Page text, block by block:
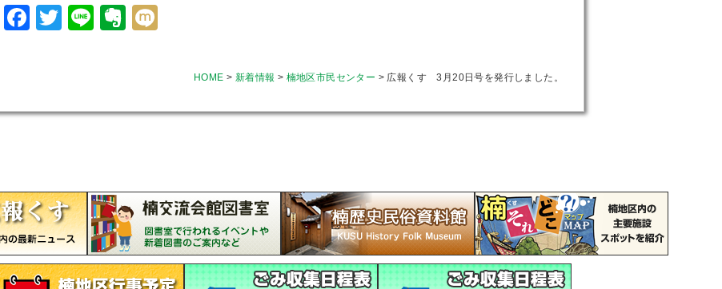
Facebook
Twitter
LineEvernote
HOME > 新着情報 > 楠地区市民センター > 広報くす 3月20日号を発行しました。